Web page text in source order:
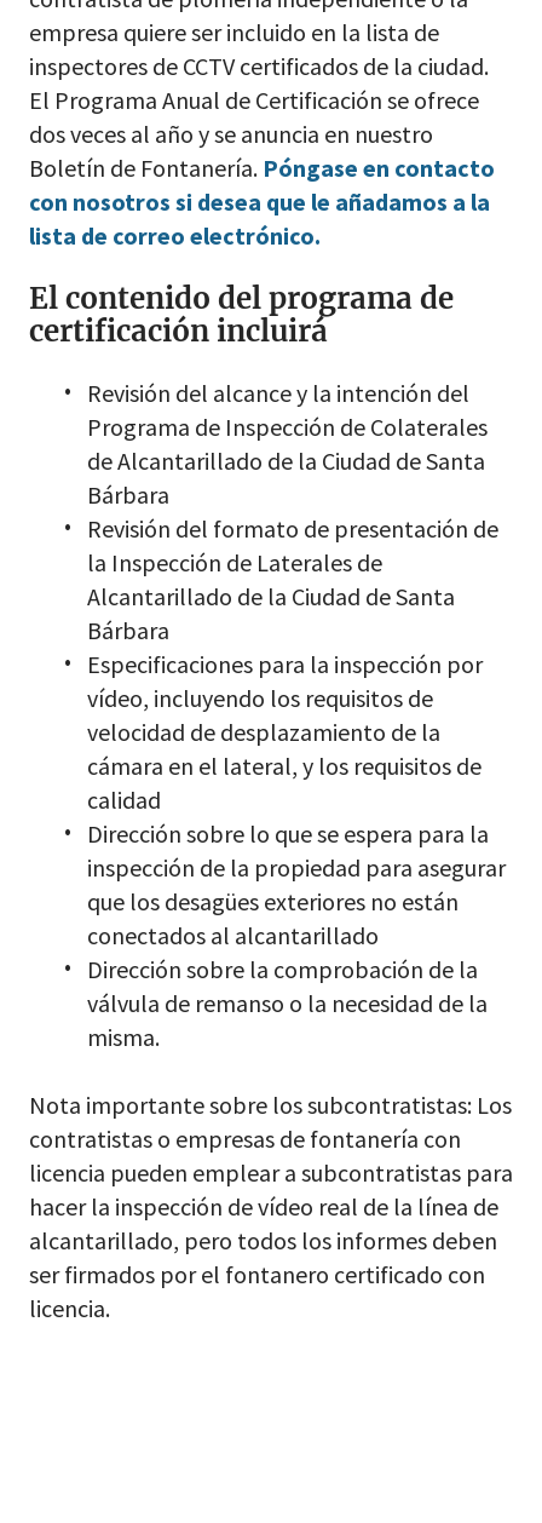
empresa quiere ser incluido en la lista de
inspectores de CCTV certificados de la ciudad.
El Programa Anual de Certificación se ofrece
dos veces al año y se anuncia en nuestro
Boletín de Fontanería. Póngase en contacto
con nosotros si desea que le añadamos a la
lista de correo electrónico.
El contenido del programa de
certificación incluirá
Revisión del alcance y la intención del
Programa de Inspección de Colaterales
de Alcantarillado de la Ciudad de Santa
Bárbara
Revisión del formato de presentación de
la Inspección de Laterales de
Alcantarillado de la Ciudad de Santa
Bárbara
Especificaciones para la inspección por
vídeo, incluyendo los requisitos de
velocidad de desplazamiento de la
cámara en el lateral, y los requisitos de
calidad
Dirección sobre lo que se espera para la
inspección de la propiedad para asegurar
que los desagües exteriores no están
conectados al alcantarillado
Dirección sobre la comprobación de la
válvula de remanso o la necesidad de la
misma.
Nota importante sobre los subcontratistas: Los
contratistas o empresas de fontanería con
licencia pueden emplear a subcontratistas para
hacer la inspección de vídeo real de la línea de
alcantarillado, pero todos los informes deben
ser firmados por el fontanero certificado con
licencia.